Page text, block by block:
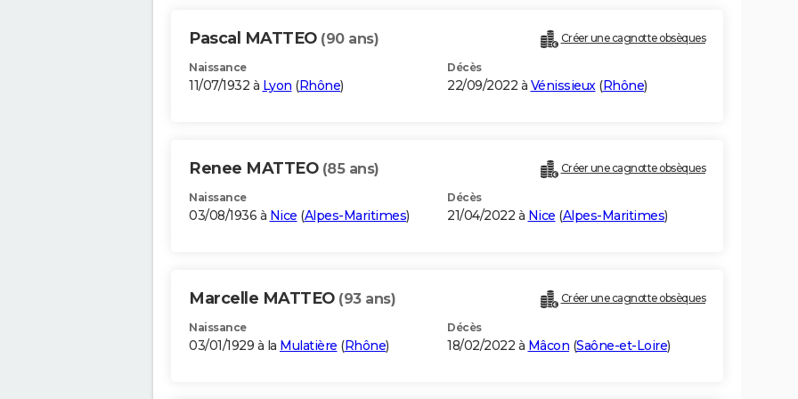
Pascal MATTEO (90 ans) Créer une cagnotte obsèques
Naissance
11/07/1932 à Lyon (Rhône)
Décès
22/09/2022 à Vénissieux(Rhône)
Renee MATTEO (85 ans) Créer une cagnotte obsèques
Naissance
03/08/1936 à Nice (Alpes-Maritimes)
Décès
21/04/2022 à Nice (Alpes-Maritimes)
Marcelle MATTEO (93 ans) Créer une cagnotte obsèques
Naissance
03/01/1929 à la Mulatière (Rhône)
Décès
18/02/2022 à Mâcon (Saône-et-Loire)